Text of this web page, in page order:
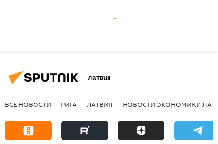
Латвия
ВСЕ НОВОСТИ РИГА ЛАТВИЯ НОВОСТИ ЭКОНОМИКИ